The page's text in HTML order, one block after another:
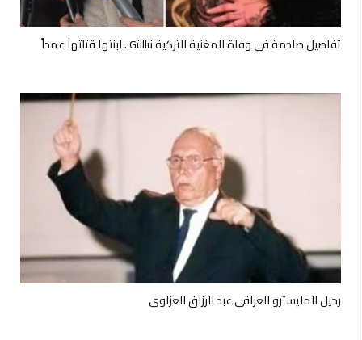
تفاصيل صادمة في وفاة المغنية التركية Güllü.. ابنتها قتلتها عمداً
رحيل المايسترو العراقي عبد الرزاق العزاوي